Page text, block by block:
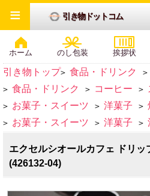
引き物ドットコム
ホーム のし包装 挨拶状
≡
引き物トップ> 食品・ドリンク >
> 食品・ドリンク > コーヒー >
> お菓子・スイーツ > 洋菓子 >
> お菓子・スイーツ > 洋菓子 >
エクセルシオールカフェ ドリッ
(426132-04)